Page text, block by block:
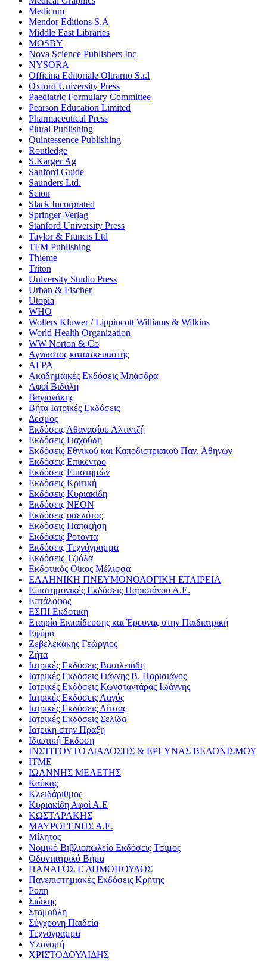
Medicum
Mendor Editions S.A
Middle East Libraries
MOSBY
Nova Science Publishers Inc
NYSORA
Officina Editoriale Oltrarno S.r.l
Oxford University Press
Paediatric Formulary Committee
Pearson Education Limited
Pharmaceutical Press
Plural Publishing
Quintessence Publishing
Routledge
S.Karger Ag
Sanford Guide
Saunders Ltd.
Scion
Slack Incorprated
Springer-Verlag
Stanford University Press
Taylor & Francis Ltd
TFM Publishing
Thieme
Triton
University Studio Press
Urban & Fischer
Utopia
WHO
Wolters Kluwer / Lippincott Williams & Wilkins
World Health Organization
WW Norton & Co
Αγνωστος κατασκευαστής
ΑΓΡΑ
Ακαδημαικές Εκδόσεις Μπάσδρα
Αφοί Βιδάλη
Βαγιονάκης
Βήτα Ιατρικές Εκδόσεις
Δεσμός
Εκδόσεις Αθανασίου Αλτιντζή
Εκδόσεις Γιαχούδη
Εκδόσεις Εθνικού και Καποδιστριακού Παν. Αθηνών
Εκδόσεις Επίκεντρο
Εκδόσεις Επιστημών
Εκδόσεις Κριτική
Εκδόσεις Κυριακίδη
Εκδόσεις ΝΕΟΝ
Εκδόσεις οσελότος
Εκδόσεις Παπαζήση
Εκδόσεις Ροτόντα
Εκδόσεις Τεχνόγραμμα
Εκδόσεις Τζιόλα
Εκδοτικός Οίκος Μέλισσα
ΕΛΛΗΝΙΚΗ ΠΝΕΥΜΟΝΟΛΟΓΙΚΗ ΕΤΑΙΡΕΙΑ
Επιστημονικές Εκδόσεις Παρισιάνου Α.Ε.
Επτάλοφος
ΕΣΠΙ Εκδοτική
Εταιρία Εκπαίδευσης και Έρευνας στην Παιδιατρική
Εφύρα
Ζεβελεκάκης Γεώργιος
Ζήτα
Ιατρικές Εκδόσεις Βασιλειάδη
Ιατρικές Εκδόσεις Γιάννης Β. Παρισιάνος
Ιατρικές Εκδόσεις Κωνσταντάρας Ιωάννης
Ιατρικές Εκδόσεις Λαγός
Ιατρικές Εκδόσεις Λίτσας
Ιατρικές Εκδόσεις Σελίδα
Ιατρικη στην Πραξη
Ιδιωτική Έκδοση
ΙΝΣΤΙΤΟΥΤΟ ΔΙΑΔΟΣΗΣ & ΕΡΕΥΝΑΣ ΒΕΛΟΝΙΣΜΟΥ
ΙΤΜΕ
ΙΩΑΝΝΗΣ ΜΕΛΕΤΗΣ
Καύκας
Κλειδάριθμος
Κυριακίδη Αφοί Α.Ε
ΚΩΣΤΑΡΑΚΗΣ
ΜΑΥΡΟΓΕΝΗΣ Α.Ε.
Μίλητος
Νομικό Βιβλιοπωλείο Εκδόσεις Τσίμος
Οδοντιατρικό Βήμα
ΠΑΝΑΓΟΣ Γ. ΔΗΜΟΠΟΥΛΟΣ
Πανεπιστημιακές Εκδόσεις Κρήτης
Ροπή
Σιώκης
Σταμούλη
Σύγχρονη Παιδεία
Τεχνόγραμμα
Υλονομή
ΧΡΙΣΤΟΔΟΥΛΙΔΗΣ